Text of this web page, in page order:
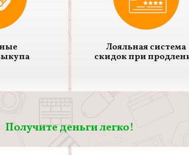
Лояльная система
скидок при
Получите деньги легко!